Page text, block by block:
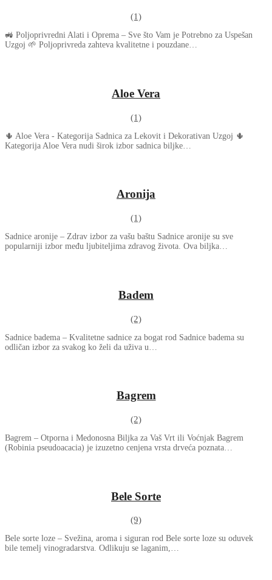
(1)
🚜 Poljoprivredni Alati i Oprema – Sve što Vam je Potrebno za Uspešan
Uzgoj 🌱 Poljoprivreda zahteva kvalitetne i pouzdane…
Aloe Vera
(1)
🌵 Aloe Vera - Kategorija Sadnica za Lekovit i Dekorativan Uzgoj 🌵
Kategorija Aloe Vera nudi širok izbor sadnica biljke…
Aronija
(1)
Sadnice aronije – Zdrav izbor za vašu baštu Sadnice aronije su sve
popularniji izbor među ljubiteljima zdravog života. Ova biljka…
Badem
(2)
Sadnice badema – Kvalitetne sadnice za bogat rod Sadnice badema su
odličan izbor za svakog ko želi da uživa u…
Bagrem
(2)
Bagrem – Otporna i Medonosna Biljka za Vaš Vrt ili Voćnjak Bagrem
(Robinia pseudoacacia) je izuzetno cenjena vrsta drveća poznata…
Bele Sorte
(9)
Bele sorte loze – Svežina, aroma i siguran rod Bele sorte loze su oduvek
bile temelj vinogradarstva. Odlikuju se laganim,…